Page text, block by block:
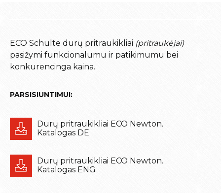
ECO Schulte durų pritraukikliai (pritraukėjai)
pasižymi funkcionalumu ir patikimumu bei
konkurencinga kaina.
PARSISIUNTIMUI:
Durų pritraukikliai ECO Newton.
Katalogas DE
Durų pritraukikliai ECO Newton.
Katalogas ENG